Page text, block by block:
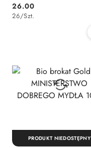
Cena:
26.00
26/Szt.
PRODUKT NIEDOSTĘPNY